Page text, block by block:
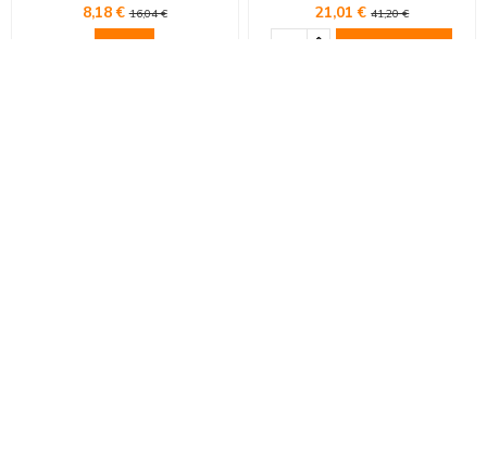
8,18 €16,04 € 21,01 €41,20 €